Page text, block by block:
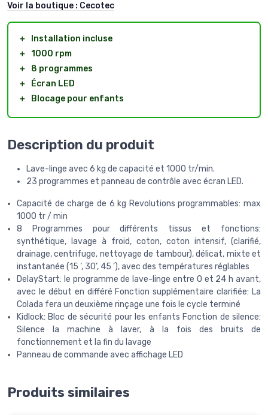
Voir la boutique : Cecotec
＋
Installation incluse
＋ 1000 rpm
＋
8 programmes
＋
Écran LED
＋
Blocage pour enfants
Description du produit
Lave-linge avec 6 kg de capacité et 1000 tr/min.
23 programmes et panneau de contrôle avec écran LED.
Capacité de charge de 6 kg Revolutions programmables: max
1000 tr / min
8 Programmes pour différents tissus et fonctions:
synthétique, lavage à froid, coton, coton intensif, (clarifié,
drainage, centrifuge, nettoyage de tambour), délicat, mixte et
instantanée (15 ’, 30’, 45 ’), avec des températures réglables
DelayStart: le programme de lave-linge entre 0 et 24 h avant,
avec le début en différé Fonction supplémentaire clarifiée: La
Colada fera un deuxième rinçage une fois le cycle terminé
Kidlock: Bloc de sécurité pour les enfants Fonction de silence:
Silence la machine à laver, à la fois des bruits de
fonctionnement et la fin du lavage
Panneau de commande avec affichage LED
Produits similaires